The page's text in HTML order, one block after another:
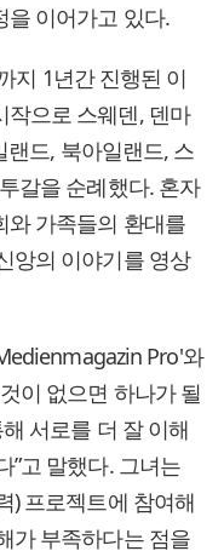
을 이어가고 있다.
지 1년간 진행된 이
작으로 스웨덴, 덴마
드, 북아일랜드, 스
갈을 순례했다. 혼자
와 가족들의 환대를
앙의 이야기를 영상
Pro'와
이 없으면 하나가 될
서로를 더 잘 이해
”고 말했다. 그녀는
) 프로젝트에 참여해
가 부족하다는 점을